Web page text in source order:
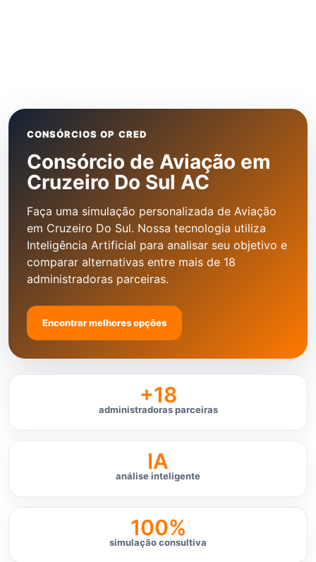
CONSÓRCIOS OP CRED
Consórcio de Aviação em
Cruzeiro Do Sul AC
Faça uma simulação personalizada de Aviação
em Cruzeiro Do Sul. Nossa tecnologia utiliza
Inteligência Artificial para analisar seu objetivo e
comparar alternativas entre mais de 18
administradoras parceiras.
Encontrar melhores opções
+18
administradoras parceiras
IA
análise inteligente
100%
simulação consultiva